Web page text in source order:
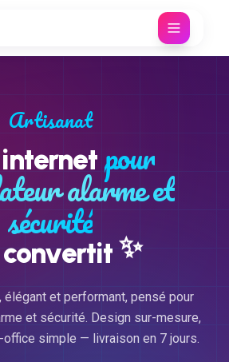
Artisanat
pour
alarme et
sécurité
✨
élégant et performant, pensé pour
et sécurité. Design sur-mesure,
office simple — livraison en 7 jours.